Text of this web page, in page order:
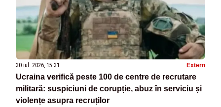
30 iul. 2026, 15:31 Extern
Ucraina verifică peste 100 de centre de recrutare
militară: suspiciuni de corupție, abuz în serviciu și
violențe asupra recruților